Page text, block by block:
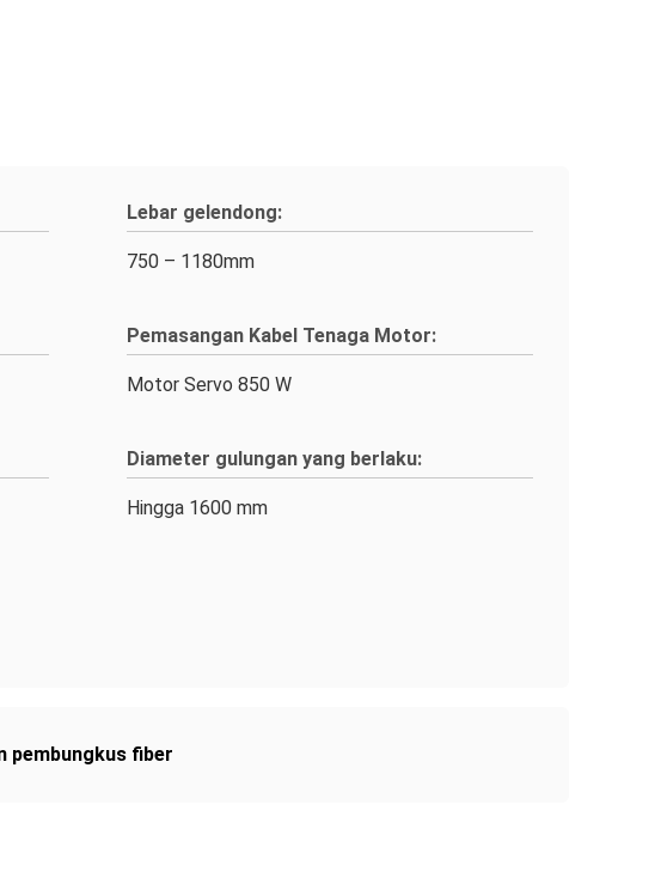
Lebar gelendong:
750 – 1180mm
Pemasangan Kabel Tenaga Motor:
Motor Servo 850 W
Diameter gulungan yang berlaku:
Hingga 1600 mm
pembungkus fiber